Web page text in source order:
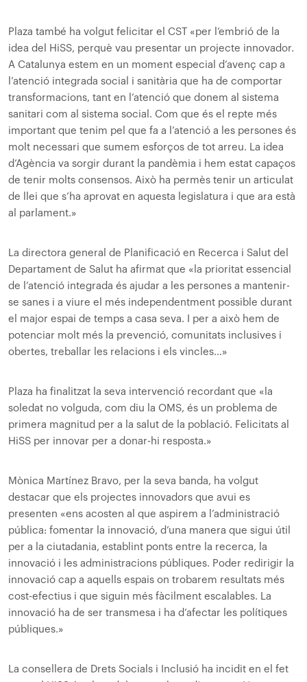
Plaza també ha volgut felicitar el CST «per l’embrió de la
idea del HiSS, perquè vau presentar un projecte innovador.
A Catalunya estem en un moment especial d’avenç cap a
l’atenció integrada social i sanitària que ha de comportar
transformacions, tant en l’atenció que donem al sistema
sanitari com al sistema social. Com que és el repte més
important que tenim pel que fa a l’atenció a les persones és
molt necessari que sumem esforços de tot arreu. La idea
d’Agència va sorgir durant la pandèmia i hem estat capaços
de tenir molts consensos. Això ha permès tenir un articulat
de llei que s’ha aprovat en aquesta legislatura i que ara està
al parlament.»
La directora general de Planificació en Recerca i Salut del
Departament de Salut ha afirmat que «la prioritat essencial
de l’atenció integrada és ajudar a les persones a mantenir-
se sanes i a viure el més independentment possible durant
el major espai de temps a casa seva. I per a això hem de
potenciar molt més la prevenció, comunitats inclusives i
obertes, treballar les relacions i els vincles…»
Plaza ha finalitzat la seva intervenció recordant que «la
soledat no volguda, com diu la OMS, és un problema de
primera magnitud per a la salut de la població. Felicitats al
HiSS per innovar per a donar-hi resposta.»
Mònica Martínez Bravo, per la seva banda, ha volgut
destacar que els projectes innovadors que avui es
presenten «ens acosten al que aspirem a l’administració
pública: fomentar la innovació, d’una manera que sigui útil
per a la ciutadania, establint ponts entre la recerca, la
innovació i les administracions públiques. Poder redirigir la
innovació cap a aquells espais on trobarem resultats més
cost-efectius i que siguin més fàcilment escalables. La
innovació ha de ser transmesa i ha d’afectar les polítiques
públiques.»
La consellera de Drets Socials i Inclusió ha incidit en el fet